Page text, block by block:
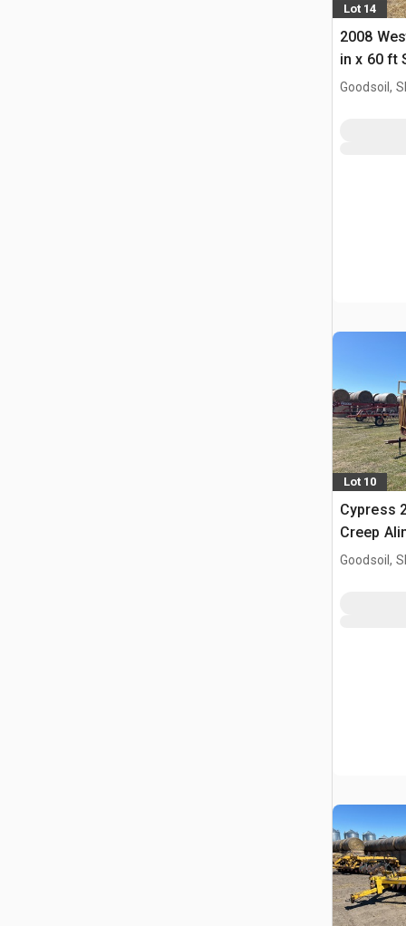
Lot 14
2008
in x 60 ft
grano
Goodsoil,
Lot 10
Cypress
Creep
Goodsoil,